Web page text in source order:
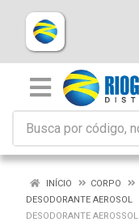
INÍCIO
CORPO
DESODORANTE AEROSOL
DESODORANTE